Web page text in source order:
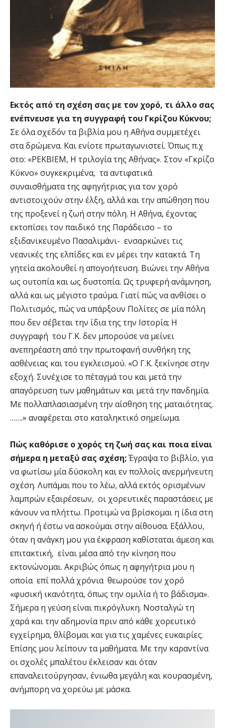
Εκτός από τη σχέση σας με τον χορό, τι άλλο σας
ενέπνευσε για τη συγγραφή του Γκρίζου Κύκνου;
Σε όλα σχεδόν τα βιβλία μου η Αθήνα συμμετέχει
στα δρώμενα. Και ενίοτε πρωταγωνιστεί. Όπως π.χ
στο: «ΡΕΚΒΙΕΜ, Η τριλογία της Αθήνας». Στον «Γκρίζο
Κύκνο» συγκεκριμένα, τα αντιφατικά
συναισθήματα της αφηγήτριας για τον χορό
αντιστοιχούν στην έλξη, αλλά και την απώθηση που
της προξενεί η ζωή στην πόλη. Η Αθήνα, έχοντας
εκτοπίσει τον παιδικό της Παράδεισο – το
εξιδανικευμένο Πασαλιμάνι- ενσαρκώνει τις
νεανικές της ελπίδες και εν μέρει την κατακτά. Τη
γητεία ακολουθεί η απογοήτευση. Βιώνει την Αθήνα
ως ουτοπία και ως δυστοπία. Ως τρυφερή ανάμνηση,
αλλά και ως μέγιστο τραύμα. Γιατί πώς να ανθίσει ο
Πολιτισμός, πώς να υπάρξουν Πολίτες σε μία πόλη
που δεν σέβεται την ίδια της την Ιστορία; Η
συγγραφή του Γ.Κ. δεν μπορούσε να μείνει
ανεπηρέαστη από την πρωτοφανή συνθήκη της
ασθένειας και του εγκλεισμού. «Ο Γ.Κ. ξεκίνησε στην
εξοχή. Συνέχισε το πέταγμά του και μετά την
απαγόρευση των μαθημάτων και μετά την πανδημία.
Με πολλαπλασιασμένη την αίσθηση της ματαιότητας.
…….» αναφέρεται στο καταληκτικό σημείωμα.
Πώς καθόρισε ο χορός τη ζωή σας και ποια είναι
σήμερα η μεταξύ σας σχέση;Έγραψα το βιβλίο, για
να φωτίσω μία δύσκολη και εν πολλοίς ανερμήνευτη
σχέση. Λυπάμαι που το λέω, αλλά εκτός ορισμένων
λαμπρών εξαιρέσεων, οι χορευτικές παραστάσεις με
κάνουν να πλήττω. Προτιμώ να βρίσκομαι η ίδια στη
σκηνή ή έστω να ασκούμαι στην αίθουσα. Εξάλλου,
όταν η ανάγκη μου για έκφραση καθίσταται άμεση και
επιτακτική, είναι μέσα από την κίνηση που
εκτονώνομαι. Ακριβώς όπως η αφηγήτρια μου η
οποία επί πολλά χρόνια θεωρούσε τον χορό
«φυσική ικανότητα, όπως την ομιλία ή το βάδισμα».
Σήμερα η γεύση είναι πικρόγλυκη. Νοσταλγώ τη
χαρά και την αδημονία πριν από κάθε χορευτικό
εγχείρημα, θλίβομαι και για τις χαμένες ευκαιρίες.
Επίσης μου λείπουν τα μαθήματα. Με την καραντίνα
οι σχολές μπαλέτου έκλεισαν και όταν
επαναλειτούργησαν, ένιωθα μεγάλη και κουρασμένη,
ανήμπορη να χορεύω με μάσκα.